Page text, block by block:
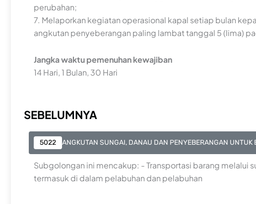
perubahan;
7. Melaporkan kegiatan operasional kapal setiap bulan
angkutan penyeberangan paling lambat tanggal 5 (lima)
Jangka waktu pemenuhan kewajiban
14 Hari, 1 Bulan, 30 Hari
SEBELUMNYA
5022 ANGKUTAN SUNGAI, DANAU DAN PENYEBERANGAN UNTUK
Subgolongan ini mencakup: - Transportasi barang melalui
termasuk di dalam pelabuhan dan pelabuhan